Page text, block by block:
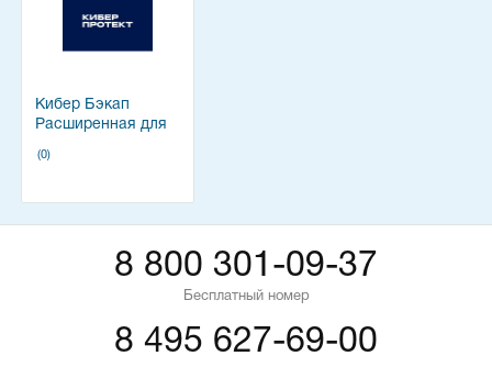
Кибер Бэкап
Расширенная для
Pro
(0)
8 800 301-09-37
Бесплатный номер
8 495 627-69-00